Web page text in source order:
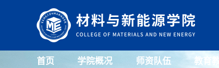
首页 学院概况 师资队伍 教育